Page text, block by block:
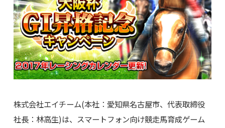
株式会社エイチーム(本社：愛知県名古屋市、代表取締役
社長：林高生)は、スマートフォン向け競走馬育成ゲーム